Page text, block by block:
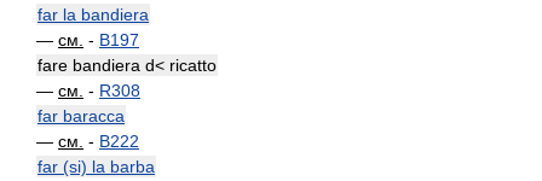
far la bandiera
— см. - B197
fare bandiera d< ricatto
— см. - R308
far baracca
— см. - B222
far (si) la barba